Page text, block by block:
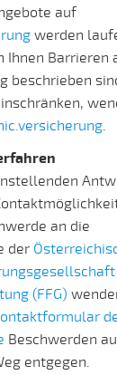
auf
werden
Ihnen Barrieren
beschrieben
.
an die
der
(FFG)
Beschwerden
entgegen.